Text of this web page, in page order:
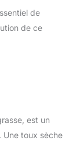
de
de ce
est un
Une toux sèche